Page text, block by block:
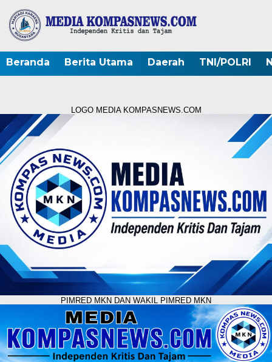
Beranda Berita Utama Daerah TNI/POLRI
LOGO MEDIA KOMPASNEWS.COM
PIMRED MKN DAN WAKIL PIMRED MKN